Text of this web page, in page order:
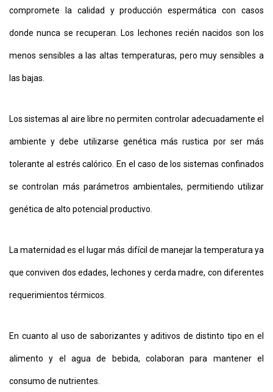
compromete la calidad y producción espermática con casos
donde nunca se recuperan. Los lechones recién nacidos son los
menos sensibles a las altas temperaturas, pero muy sensibles a
las bajas.
Los sistemas al aire libre no permiten controlar adecuadamente el
ambiente y debe utilizarse genética más rustica por ser más
tolerante al estrés calórico. En el caso de los sistemas confinados
se controlan más parámetros ambientales, permitiendo utilizar
genética de alto potencial productivo.
La maternidad es el lugar más difícil de manejar la temperatura ya
que conviven dos edades, lechones y cerda madre, con diferentes
requerimientos térmicos.
En cuanto al uso de saborizantes y aditivos de distinto tipo en el
alimento y el agua de bebida, colaboran para mantener el
consumo de nutrientes.